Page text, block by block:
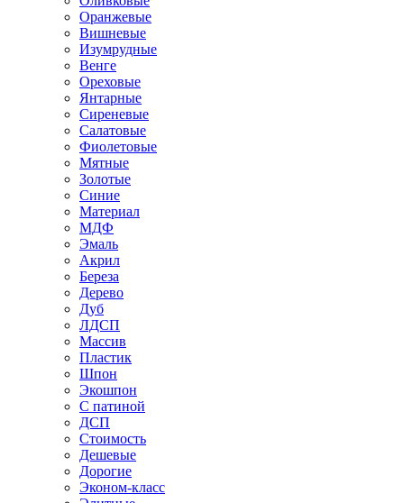
Оранжевые
Вишневые
Изумрудные
Венге
Ореховые
Янтарные
Сиреневые
Салатовые
Фиолетовые
Мятные
Золотые
Синие
Материал
МДФ
Эмаль
Акрил
Береза
Дерево
Дуб
ЛДСП
Массив
Пластик
Шпон
Экошпон
С патиной
ДСП
Стоимость
Дешевые
Дорогие
Эконом-класс